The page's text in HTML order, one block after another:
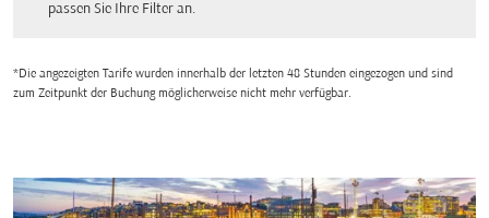
passen Sie Ihre Filter an.
*Die angezeigten Tarife wurden innerhalb der letzten 48 Stunden eingezogen und sind
zum Zeitpunkt der Buchung möglicherweise nicht mehr verfügbar.